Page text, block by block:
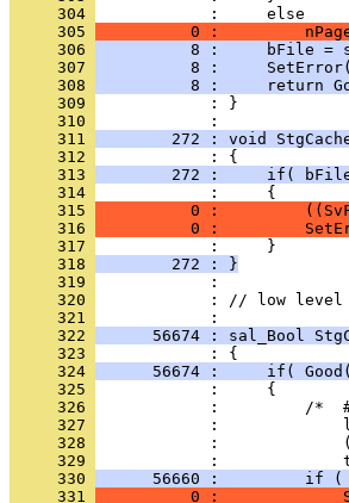
     304
     305
0 :
     306
8 :     bFile =
     307
8 :
     308
8 :     return
     309
            : }
     310
     311
272 : void
     312
     313
272 :     if(
     314
     315
0 :
     316
0 :
     317
     318
        272 : }
     319
     320
: // low level
     321
     322
56674 : sal_Bool
     323
     324
56674 :     if(
     325
     326
     327
     328
     329
     330
56660 :         if (
     331
0 :